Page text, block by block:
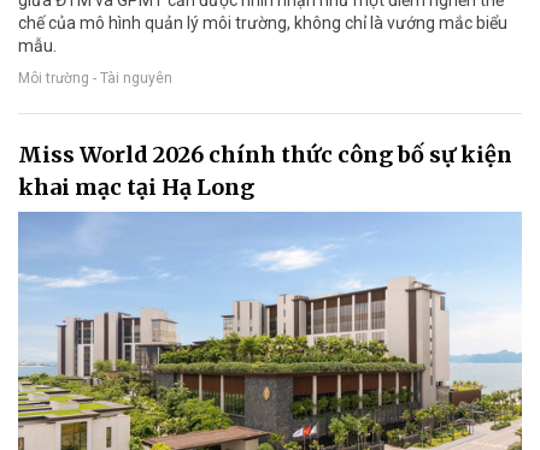
chế của mô hình quản lý môi trường, không chỉ là vướng mắc biểu
mẫu.
Môi trường - Tài nguyên
Miss World 2026 chính thức công bố sự kiện
khai mạc tại Hạ Long